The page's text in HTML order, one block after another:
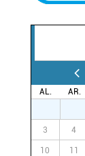
AL. AR.
3 4
10 11